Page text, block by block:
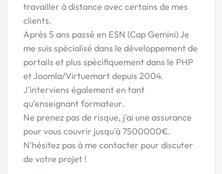
travailler à distance avec certains de mes
clients.
Après 5 ans passé en ESN (Cap Gemini) Je
me suis spécialisé dans le développement de
portails et plus spécifiquement dans le PHP
et Joomla/Virtuemart depuis 2004.
J'interviens également en tant
qu'enseignant formateur.
Ne prenez pas de risque, j'ai une assurance
pour vous couvrir jusqu'à 7500000€.
N'hésitez pas à me contacter pour discuter
de votre projet !